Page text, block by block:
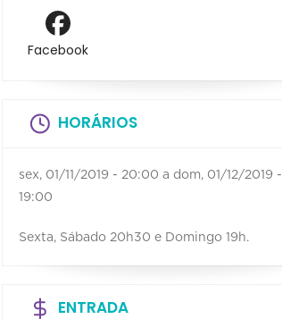
Facebook
HORÁRIOS
sex, 01/11/2019 - 20:00 a dom, 01/12/2019 -
19:00
Sexta, Sábado 20h30 e Domingo 19h.
ENTRADA